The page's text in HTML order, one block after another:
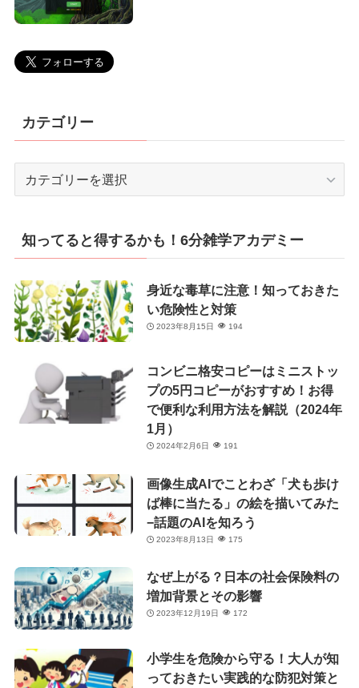
カテゴリー
リ
ー
知ってると得するかも！6分雑学アカデミー
身近な毒草に注意！知っておきた
い危険性と対策
2023年8月15日 194
コンビニ格安コピーはミニストッ
プの5円コピーがおすすめ！お得
で便利な利用方法を解説（2024年
1月）
2024年2月6日 191
画像生成AIでことわざ「犬も歩け
ば棒に当たる」の絵を描いてみた
−話題のAIを知ろう
2023年8月13日 175
なぜ上がる？日本の社会保険料の
増加背景とその影響
2023年12月19日 172
小学生を危険から守る！大人が知
っておきたい実践的な防犯対策と